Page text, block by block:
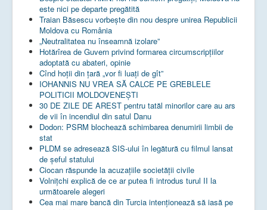
este nici pe departe pregătită
Traian Băsescu vorbește din nou despre unirea Republicii
Moldova cu România
„Neutralitatea nu înseamnă izolare”
Hotărîrea de Guvern privind formarea circumscripțiilor
adoptată cu abateri, opinie
Cînd hoții din țară „vor fi luați de gît”
IOHANNIS NU VREA SĂ CALCE PE GREBLELE
POLITICII MOLDOVENEȘTI
30 DE ZILE DE AREST pentru tatăl minorilor care au ars
de vii în incendiul din satul Danu
Dodon: PSRM blochează schimbarea denumirii limbii de
stat
PLDM se adresează SIS-ului în legătură cu filmul lansat
de șeful statului
Ciocan răspunde la acuzațiile societății civile
Volnițchi explică de ce ar putea fi introdus turul II la
următoarele alegeri
Cea mai mare bancă din Turcia intenționează să iasă pe